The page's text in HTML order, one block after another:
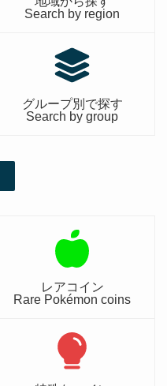
Search by region
グループ別で探す
Search by group
レアコイン
Rare Pokémon coins